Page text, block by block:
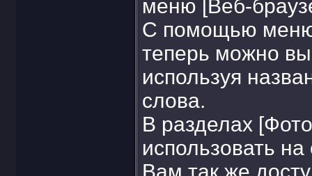
меню [Веб-
С помощью меню
теперь можно
используя
слова.
В разделах
использовать